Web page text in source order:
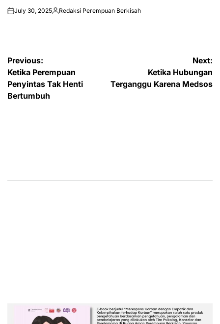
onJuly 30, 2025Posted
Redaksi Perempuan Berkisah
Post
navigation
Previous:
Ketika Perempuan
Penyintas Tak Henti
Bertumbuh
Next:
Ketika Hubungan
Terganggu Karena Medsos